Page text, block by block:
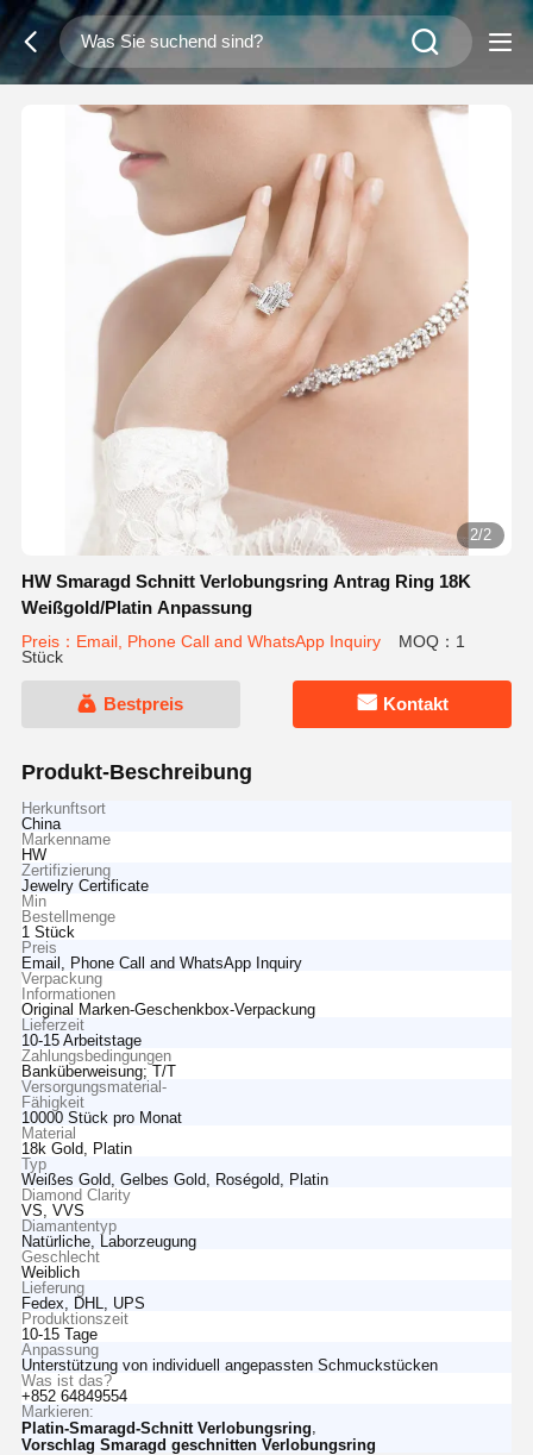
2/2
HW Smaragd Schnitt Verlobungsring Antrag Ring 18K
Weißgold/Platin Anpassung
Preis：Email, Phone Call and WhatsApp Inquiry
MOQ：1
Stück
Bestpreis Kontakt
Produkt-Beschreibung
Herkunftsort
China
Markenname
HW
Zertifizierung
Jewelry Certificate
Min
Bestellmenge
1 Stück
Preis
Email, Phone Call and WhatsApp Inquiry
Verpackung
Informationen
Original Marken-Geschenkbox-Verpackung
Lieferzeit
10-15 Arbeitstage
Zahlungsbedingungen
Banküberweisung; T/T
Versorgungsmaterial-
Fähigkeit
10000 Stück pro Monat
Material
18k Gold, Platin
Typ
Weißes Gold, Gelbes Gold, Roségold, Platin
Diamond Clarity
VS, VVS
Diamantentyp
Natürliche, Laborzeugung
Geschlecht
Weiblich
Lieferung
Fedex, DHL, UPS
Produktionszeit
10-15 Tage
Anpassung
Unterstützung von individuell angepassten Schmuckstücken
Was ist das?
+852 64849554
Markieren:
Platin-Smaragd-Schnitt Verlobungsring
Vorschlag Smaragd geschnitten Verlobungsring